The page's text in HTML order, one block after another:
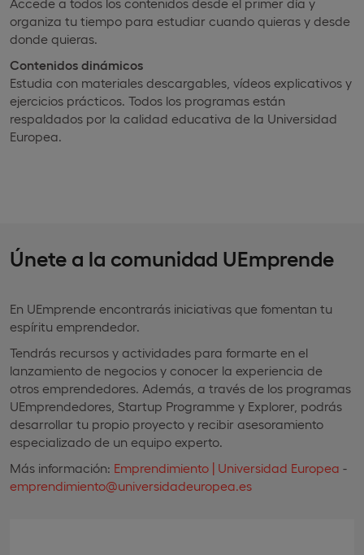
Accede a todos los contenidos desde el primer día y
organiza tu tiempo para estudiar cuando quieras y desde
donde quieras.
Contenidos dinámicos
Estudia con materiales descargables, vídeos explicativos y
ejercicios prácticos. Todos los programas están
respaldados por la calidad educativa de la Universidad
Europea.
Únete a la comunidad UEmprende
En UEmprende encontrarás iniciativas que fomentan tu
espíritu emprendedor.
Tendrás recursos y actividades para formarte en el
lanzamiento de negocios y conocer la experiencia de
otros emprendedores. Además, a través de los programas
UEmprendedores, Startup Programme y Explorer, podrás
desarrollar tu propio proyecto y recibir asesoramiento
especializado de un equipo experto.
Más información: Emprendimiento | Universidad Europea -
emprendimiento@universidadeuropea.es